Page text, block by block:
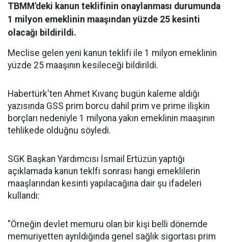
TBMM'deki kanun teklifinin onaylanması durumunda
1 milyon emeklinin maaşından yüzde 25 kesinti
olacağı bildirildi.
Meclise gelen yeni kanun teklifi ile 1 milyon emeklinin
yüzde 25 maaşının kesileceği bildirildi.
Habertürk'ten Ahmet Kıvanç bugün kaleme aldığı
yazısında GSS prim borcu dahil prim ve prime ilişkin
borçları nedeniyle 1 milyona yakın emeklinin maaşının
tehlikede olduğnu söyledi.
SGK Başkan Yardımcısı İsmail Ertüzün yaptığı
açıklamada kanun teklfi sonrası hangi emeklilerin
maaşlarından kesinti yapılacağına dair şu ifadeleri
kullandı:
"Örneğin devlet memuru olan bir kişi belli dönemde
memuriyetten ayrıldığında genel sağlık sigortası prim